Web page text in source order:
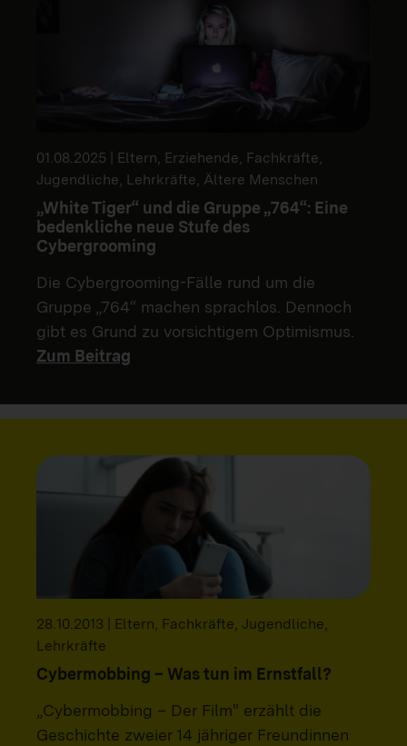
01.08.2025 | Eltern, Erziehende, Fachkräfte,
Jugendliche, Lehrkräfte, Ältere Menschen
„White Tiger“ und die Gruppe „764“: Eine
bedenkliche neue Stufe des
Cybergrooming
Die Cybergrooming-Fälle rund um die
Gruppe „764“ machen sprachlos. Dennoch
gibt es Grund zu vorsichtigem Optimismus.
Zum Beitrag
28.10.2013 | Eltern, Fachkräfte, Jugendliche,
Lehrkräfte
Cybermobbing – Was tun im Ernstfall?
„Cybermobbing – Der Film" erzählt die
Geschichte zweier 14 jähriger Freundinnen